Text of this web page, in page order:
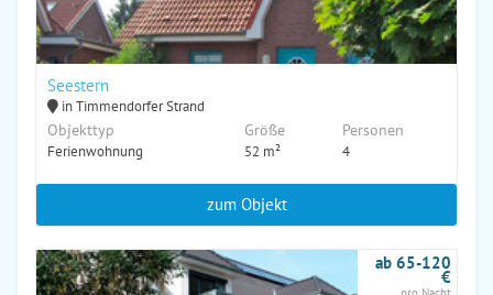
Seestern
in Timmendorfer Strand
Objekttyp
Ferienwohnung
Größe
52 m²
Personen
4
zum Objekt
ab 65-120
€